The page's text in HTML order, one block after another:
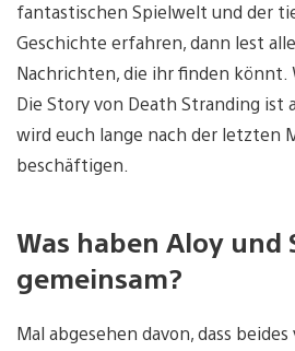
fantastischen Spielwelt und der
Geschichte erfahren, dann lest
Nachrichten, die ihr finden könnt.
Die Story von Death Stranding ist
wird euch lange nach der letzten
beschäftigen.
Was haben Aloy und
gemeinsam?
Mal abgesehen davon, dass